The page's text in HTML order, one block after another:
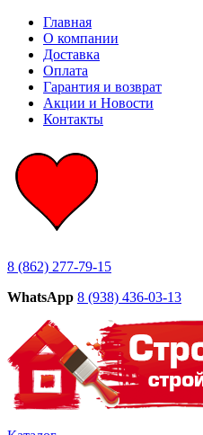
Главная
О компании
Доставка
Оплата
Гарантия и возврат
Акции и Новости
Контакты
8 (862) 277-79-15
WhatsApp 8 (938) 436-03-13